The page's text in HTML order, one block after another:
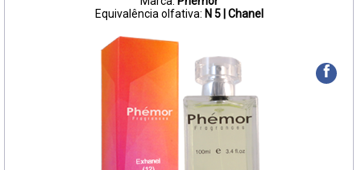
Equivalência olfativa: N 5 | Chanel
f